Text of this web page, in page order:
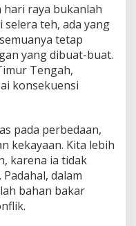
hari raya bukanlah
selera teh, ada yang
tetap
yang dibuat-buat.
Tengah,
konsekuensi
pada perbedaan,
kekayaan. Kita lebih
karena ia tidak
dalam
bahan bakar